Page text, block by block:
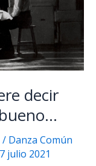
decir
/ Danza Común
julio 2021